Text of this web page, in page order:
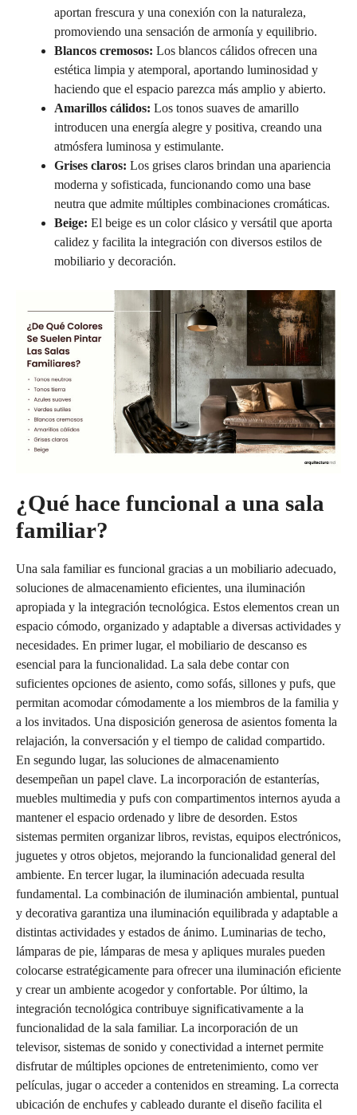
aportan frescura y una conexión con la naturaleza,
promoviendo una sensación de armonía y equilibrio.
Blancos cremosos: Los blancos cálidos ofrecen una
estética limpia y atemporal, aportando luminosidad y
haciendo que el espacio parezca más amplio y abierto.
Amarillos cálidos: Los tonos suaves de amarillo
introducen una energía alegre y positiva, creando una
atmósfera luminosa y estimulante.
Grises claros: Los grises claros brindan una apariencia
moderna y sofisticada, funcionando como una base
neutra que admite múltiples combinaciones cromáticas.
Beige: El beige es un color clásico y versátil que aporta
calidez y facilita la integración con diversos estilos de
mobiliario y decoración.
¿Qué hace funcional a una sala
familiar?
Una sala familiar es funcional gracias a un mobiliario adecuado,
soluciones de almacenamiento eficientes, una iluminación
apropiada y la integración tecnológica. Estos elementos crean un
espacio cómodo, organizado y adaptable a diversas actividades y
necesidades. En primer lugar, el mobiliario de descanso es
esencial para la funcionalidad. La sala debe contar con
suficientes opciones de asiento, como sofás, sillones y pufs, que
permitan acomodar cómodamente a los miembros de la familia y
a los invitados. Una disposición generosa de asientos fomenta la
relajación, la conversación y el tiempo de calidad compartido.
En segundo lugar, las soluciones de almacenamiento
desempeñan un papel clave. La incorporación de estanterías,
muebles multimedia y pufs con compartimentos internos ayuda a
mantener el espacio ordenado y libre de desorden. Estos
sistemas permiten organizar libros, revistas, equipos electrónicos,
juguetes y otros objetos, mejorando la funcionalidad general del
ambiente. En tercer lugar, la iluminación adecuada resulta
fundamental. La combinación de iluminación ambiental, puntual
y decorativa garantiza una iluminación equilibrada y adaptable a
distintas actividades y estados de ánimo. Luminarias de techo,
lámparas de pie, lámparas de mesa y apliques murales pueden
colocarse estratégicamente para ofrecer una iluminación eficiente
y crear un ambiente acogedor y confortable. Por último, la
integración tecnológica contribuye significativamente a la
funcionalidad de la sala familiar. La incorporación de un
televisor, sistemas de sonido y conectividad a internet permite
disfrutar de múltiples opciones de entretenimiento, como ver
películas, jugar o acceder a contenidos en streaming. La correcta
ubicación de enchufes y cableado durante el diseño facilita el